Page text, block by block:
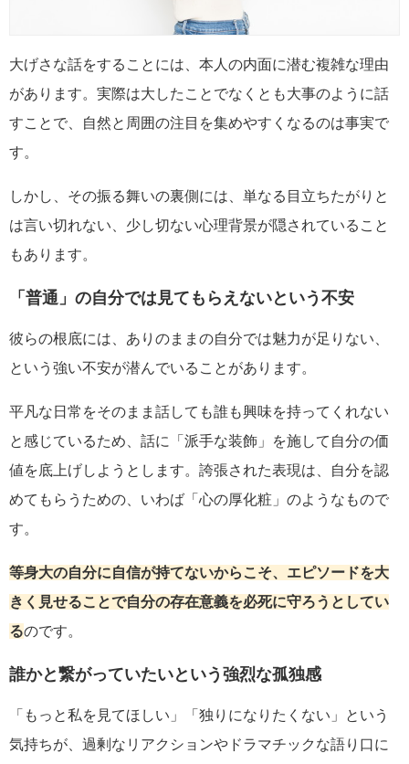
大げさな話をすることには、本人の内面に潜む複雑な理由
があります。実際は大したことでなくとも大事のように話
すことで、自然と周囲の注目を集めやすくなるのは事実で
す。
しかし、その振る舞いの裏側には、単なる目立ちたがりと
は言い切れない、少し切ない心理背景が隠されていること
もあります。
「普通」の自分では見てもらえないという不安
彼らの根底には、ありのままの自分では魅力が足りない、
という強い不安が潜んでいることがあります。
平凡な日常をそのまま話しても誰も興味を持ってくれない
と感じているため、話に「派手な装飾」を施して自分の価
値を底上げしようとします。誇張された表現は、自分を認
めてもらうための、いわば「心の厚化粧」のようなもので
す。
等身大の自分に自信が持てないからこそ、エピソードを大
きく見せることで自分の存在意義を必死に守ろうとしてい
るのです。
誰かと繋がっていたいという強烈な孤独感
「もっと私を見てほしい」「独りになりたくない」という
気持ちが、過剰なリアクションやドラマチックな語り口に